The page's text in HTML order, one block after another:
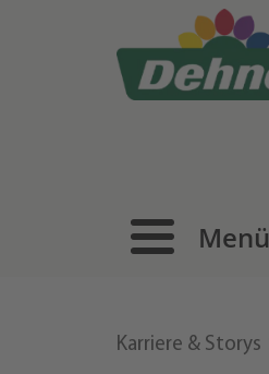
Menü
Karriere & Storys